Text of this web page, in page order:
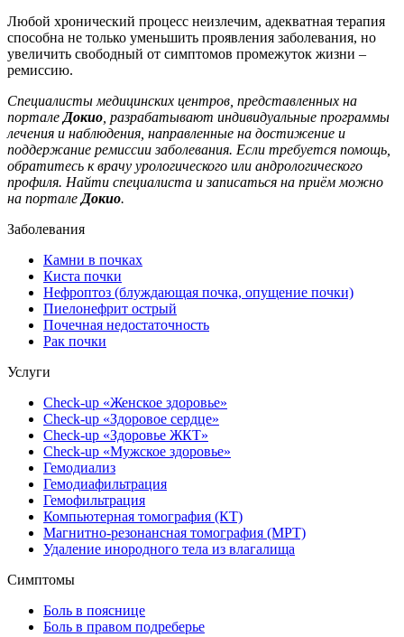
Любой хронический процесс неизлечим, адекватная терапия
способна не только уменьшить проявления заболевания, но
увеличить свободный от симптомов промежуток жизни –
ремиссию.
Специалисты медицинских центров, представленных на
портале Докио , разрабатывают индивидуальные программы
лечения и наблюдения, направленные на достижение и
поддержание ремиссии заболевания. Если требуется помощь,
обратитесь к врачу урологического или андрологического
профиля. Найти специалиста и записаться на приём можно
на портале Докио.
Заболевания
Камни в почках
Киста почки
Нефроптоз (блуждающая почка, опущение почки)
Пиелонефрит острый
Почечная недостаточность
Рак почки
Услуги
Check-up «Женское здоровье»
Check-up «Здоровое сердце»
Check-up «Здоровье ЖКТ»
Check-up «Мужское здоровье»
Гемодиализ
Гемодиафильтрация
Гемофильтрация
Компьютерная томография (КТ)
Магнитно-резонансная томография (МРТ)
Удаление инородного тела из влагалища
Симптомы
Боль в пояснице
Боль в правом подреберье